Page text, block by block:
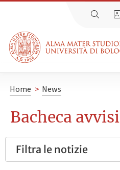
Home > News
Bacheca avvisi
Filtra le notizie